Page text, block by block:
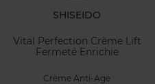
SHISEIDO
Vital Perfection Crème Lift
Fermeté Enrichie
Crème Anti-Age